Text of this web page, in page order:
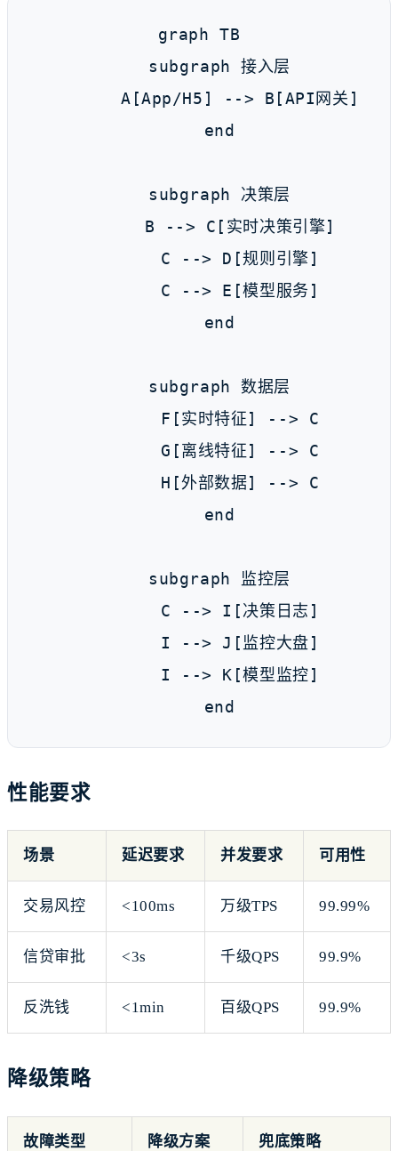
graph TB
    subgraph 接入层
        A[App/H5] --> B[API网关]
    end
    subgraph 决策层
        B --> C[实时决策引擎]
        C --> D[规则引擎]
        C --> E[模型服务]
    end
    subgraph 数据层
        F[实时特征] --> C
        G[离线特征] --> C
        H[外部数据] --> C
    end
    subgraph 监控层
        C --> I[决策日志]
        I --> J[监控大盘]
        I --> K[模型监控]
    end
性能要求
场景 延迟要求 并发要求 可用性
交易风控 <100ms 万级TPS 99.99%
信贷审批 <3s 千级QPS 99.9%
反洗钱 <1min 百级QPS 99.9%
降级策略
故障类型 降级方案 兜底策略